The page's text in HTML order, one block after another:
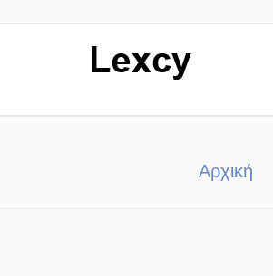
Αρχική